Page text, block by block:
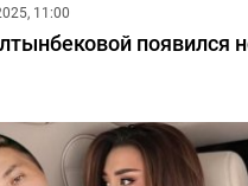
11:00
появился